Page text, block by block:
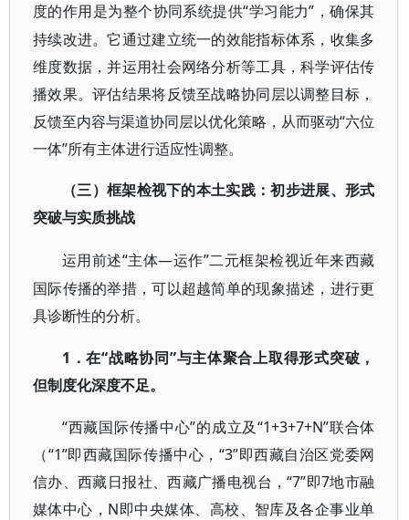
度的作用是为整个协同系统提供“学习能力”，确保其
持续改进。它通过建立统一的效能指标体系，收集多
维度数据，并运用社会网络分析等工具，科学评估传
播效果。评估结果将反馈至战略协同层以调整目标，
反馈至内容与渠道协同层以优化策略，从而驱动“六位
一体”所有主体进行适应性调整。
（三）框架检视下的本土实践：初步进展、形式
突破与实质挑战
运用前述“主体—运作”二元框架检视近年来西藏
国际传播的举措，可以超越简单的现象描述，进行更
具诊断性的分析。
1．在“战略协同”与主体聚合上取得形式突破，
但制度化深度不足。
“西藏国际传播中心”的成立及“1+3+7+N”联合体
（“1”即西藏国际传播中心，“3”即西藏自治区党委网
信办、西藏日报社、西藏广播电视台，“7”即7地市融
媒体中心，N即中央媒体、高校、智库及各企事业单